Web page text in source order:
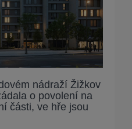
nádraží Žižkov
o povolení na
části, ve hře jsou